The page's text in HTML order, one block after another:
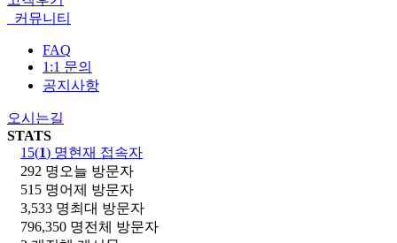
커뮤니티
FAQ
1:1 문의
공지사항
오시는길
STATS
15(1) 명현재 접속자
292 명 오늘 방문자
515 명어제 방문자
3,533 명최대 방문자
796,350 명전체 방문자